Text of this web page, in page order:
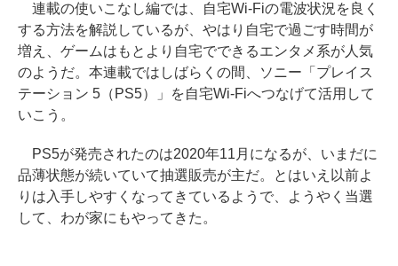
連載の使いこなし編では、自宅Wi-Fiの電波状況を良く
する方法を解説しているが、やはり自宅で過ごす時間が
増え、ゲームはもとより自宅でできるエンタメ系が人気
のようだ。本連載ではしばらくの間、ソニー「プレイス
テーション 5（PS5）」を自宅Wi-Fiへつなげて活用して
いこう。
PS5が発売されたのは2020年11月になるが、いまだに
品薄状態が続いていて抽選販売が主だ。とはいえ以前よ
りは入手しやすくなってきているようで、ようやく当選
して、わが家にもやってきた。